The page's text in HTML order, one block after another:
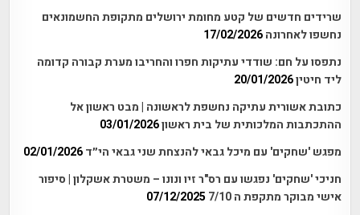
שרידים חדשים של קטע מחומת ירושלים מתקופת החשמונאים
נחשפו לאחרונה 17/02/2026
נתפסו על חם: שודדי עתיקות חפרו והחריבו מערת קבורה קדומה
ליד חיטין20/01/2026
כתובת אשורית עתיקה נחשפת לראשונה | מבט ראשון אל
ההתכתבות המלכותית של בית ראשון03/01/2026
מפגש 'שחקים' עם מיכל גבאי להנצחת שני גבאי הי״ד 02/01/2026
חניכי 'שחקים' נפגשו עם רס"ר זיו ונונו – משטרת אשקלון | סיפור
אישי מבוקר מתקפת ה 7/10
07/12/2025